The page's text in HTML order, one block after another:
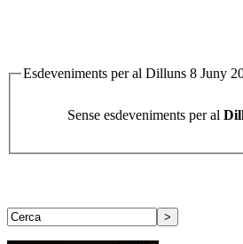
Esdeveniments per al Dilluns 8 Juny
Sense esdeveniments per al